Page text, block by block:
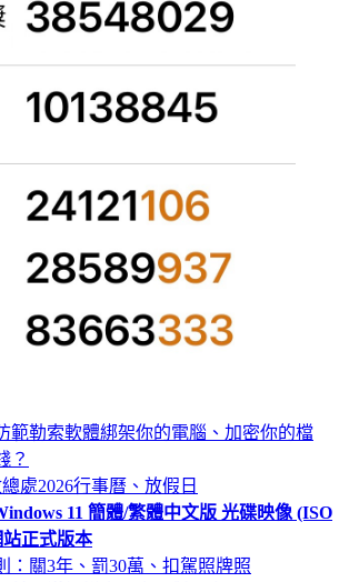
範勒索軟體綁架你的電腦、加密你的檔
？
處2026行事曆、放假日
11 簡體/繁體中文版 光碟映像 (ISO
正式版本
：關3年、罰30萬、扣駕照牌照